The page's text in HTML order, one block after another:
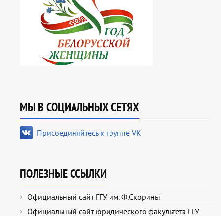
МЫ В СОЦИАЛЬНЫХ СЕТЯХ
Присоединяйтесь к группе VK
ПОЛЕЗНЫЕ ССЫЛКИ
Официальный сайт ГГУ им. Ф.Скорины
Официальный сайт юридического факультета ГГУ